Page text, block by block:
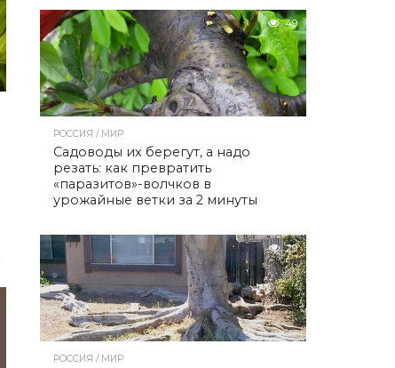
49
РОССИЯ / МИР
Садоводы их берегут, а надо
резать: как превратить
«паразитов»-волчков в
урожайные ветки за 2 минуты
29
РОССИЯ / МИР